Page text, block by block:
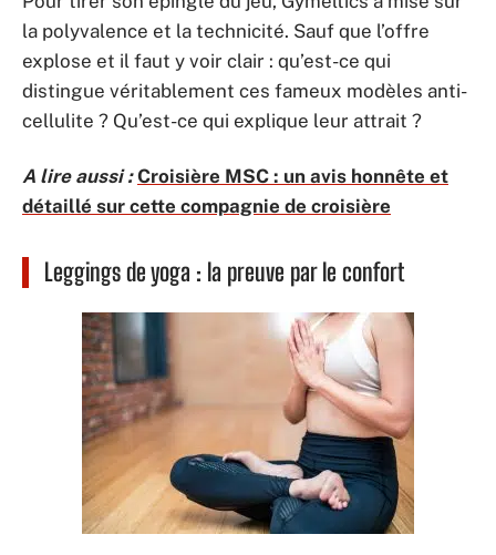
la polyvalence et la technicité. Sauf que l’offre
explose et il faut y voir clair : qu’est-ce qui
distingue véritablement ces fameux modèles anti-
cellulite ? Qu’est-ce qui explique leur attrait ?
A lire aussi : Croisière MSC : un avis honnête et
détaillé sur cette compagnie de croisière
Leggings de yoga : la preuve par le confort